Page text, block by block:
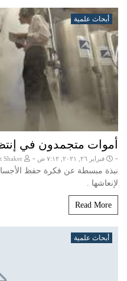
أبحاث علمية
أموات متجمدون في
- فبراير ٢٦, ٢٠٢١, ٧:١٢ ص -
نبذة مبسطة عن فكرة حفظ
لإنعاشها .
Read More
أبحاث علمية